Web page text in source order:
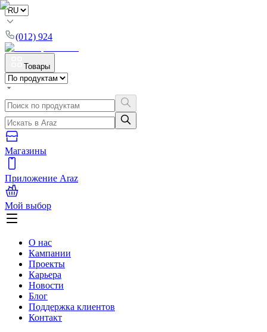
(012) 924
Товары
Магазины
Приложение Araz
Мой выбор
О нас
Кампании
Проекты
Карьера
Новости
Блог
Поддержка клиентов
Контакт